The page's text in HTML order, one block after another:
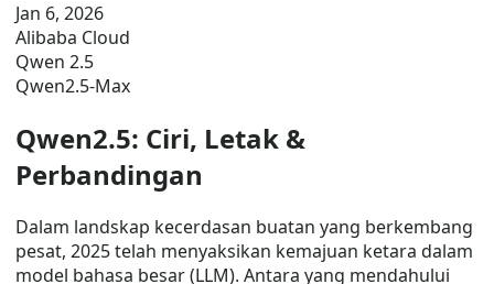
Jan 6, 2026
Alibaba Cloud
Qwen 2.5
Qwen2.5-Max
Qwen2.5: Ciri, Letak &
Perbandingan
Dalam landskap kecerdasan buatan yang berkembang
pesat, 2025 telah menyaksikan kemajuan ketara dalam
model bahasa besar (LLM). Antara yang mendahului